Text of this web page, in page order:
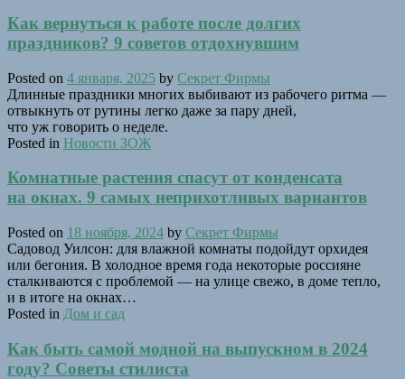
Как вернуться к работе после долгих
праздников? 9 советов отдохнувшим
Posted on 4 января, 2025 by Секрет Фирмы
Длинные праздники многих выбивают из рабочего ритма —
отвыкнуть от рутины легко даже за пару дней,
что уж говорить о неделе.
Posted in Новости ЗОЖ
Комнатные растения спасут от конденсата
на окнах. 9 самых неприхотливых вариантов
Posted on 18 ноября, 2024 by Секрет Фирмы
Садовод Уилсон: для влажной комнаты подойдут орхидея
или бегония. В холодное время года некоторые россияне
сталкиваются с проблемой — на улице свежо, в доме тепло,
и в итоге на окнах…
Posted in Дом и сад
Как быть самой модной на выпускном в 2024
году? Советы стилиста